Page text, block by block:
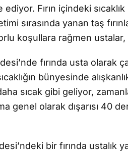
ediyor. Fırın içindeki
sırasında yanan taş
koşullara rağmen
fırında usta olarak
bünyesinde
sıcak gibi geliyor,
genel olarak dışarısı 40
bir fırında ustalık